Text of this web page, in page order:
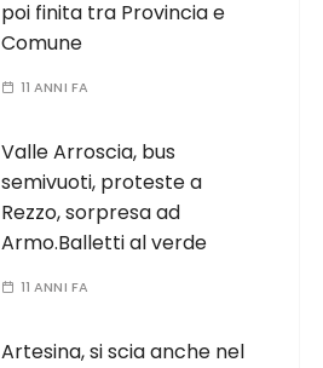
poi finita tra Provincia e
Comune
11 ANNI FA
Valle Arroscia, bus
semivuoti, proteste a
Rezzo, sorpresa ad
Armo.Balletti al verde
11 ANNI FA
Artesina, si scia anche nel